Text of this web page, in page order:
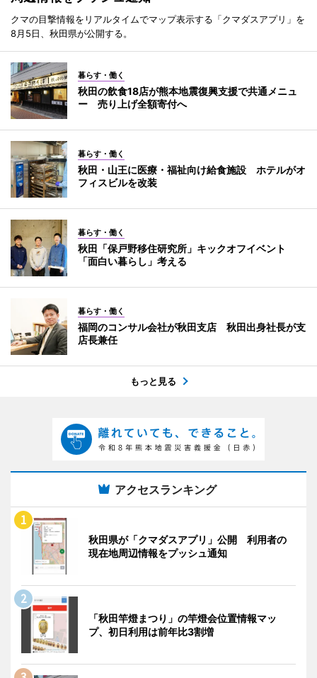
クマの目撃情報をリアルタイムでマップ表示する「クマダスアプリ」を
8月5日、秋田県が公開する。
暮らす・働く
秋田の飲食18店が熊本地震復興支援で共通メニュ
ー 売り上げ全額寄付へ
暮らす・働く
秋田・山王に医療・福祉向け給食施設 ホテルがオ
フィスビルを改装
暮らす・働く
秋田「保戸野移住研究所」キックオフイベント
「面白い暮らし」考える
暮らす・働く
福岡のコンサル会社が秋田支店 秋田出身社長が支
店長兼任
もっと見る
アクセスランキング
秋田県が「クマダスアプリ」公開 利用者の
現在地周辺情報をプッシュ通知
「秋田竿燈まつり」の竿燈会位置情報マッ
プ、初日利用は前年比3割増